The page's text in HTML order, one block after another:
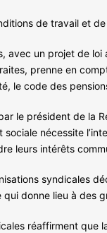
de travail et
avec un projet de
prenne en
le code des
le président de la
sociale nécessite
leurs intérêts
syndicales
qui donne lieu à
réaffirment que